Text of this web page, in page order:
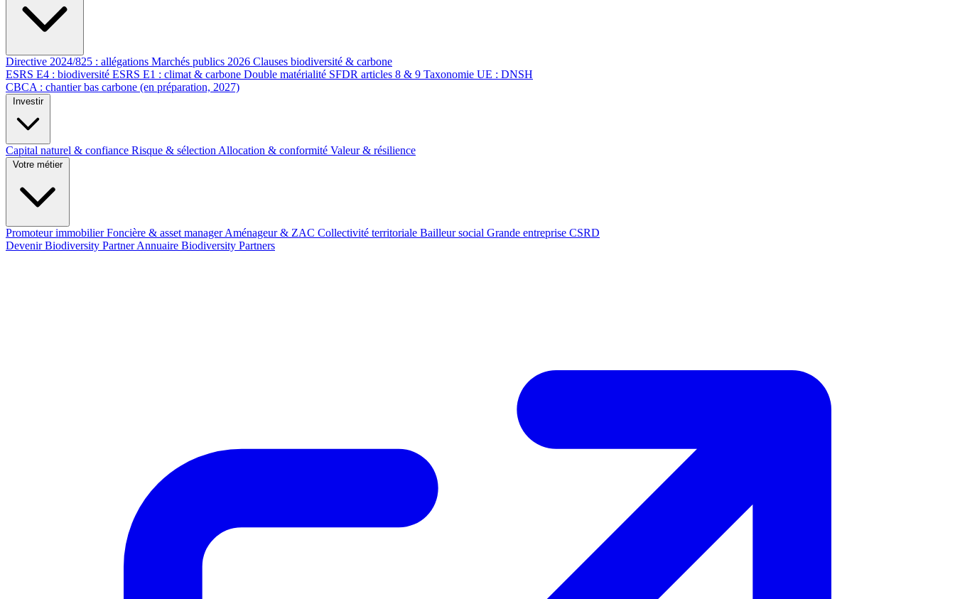
Directive 2024/825 : allégations Marchés publics 2026 Clauses biodiversité & carbone
ESRS E4 : biodiversité ESRS E1 : climat & carbone Double matérialité SFDR articles 8 & 9 Taxonomie UE : DNSH
CBCA : chantier bas carbone (en préparation, 2027)
Investir
Capital naturel & confiance Risque & sélection Allocation & conformité Valeur & résilience
Votre métier
Promoteur immobilierFoncière & asset managerAménageur & ZAC Collectivité territoriale Bailleur social Grande entreprise CSRD
Devenir Biodiversity PartnerAnnuaire Biodiversity Partners